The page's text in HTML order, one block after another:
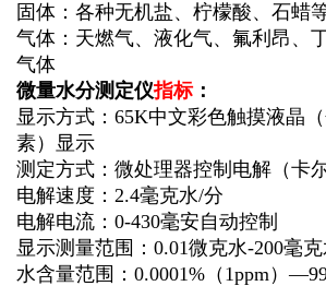
固体：各种无机盐、柠檬酸、石蜡
气体：天燃气、液化气、氟利昂、
气体
微量水分测定仪指标：
显示方式：65K中文彩色触摸液晶
素）显示
测定方式：微处理器控制电解（卡
电解速度：2.4毫克水/分
电解电流：0-430毫安自动控制
显示测量范围：0.01微克水-200毫克
水含量范围：0.0001%（1ppm）